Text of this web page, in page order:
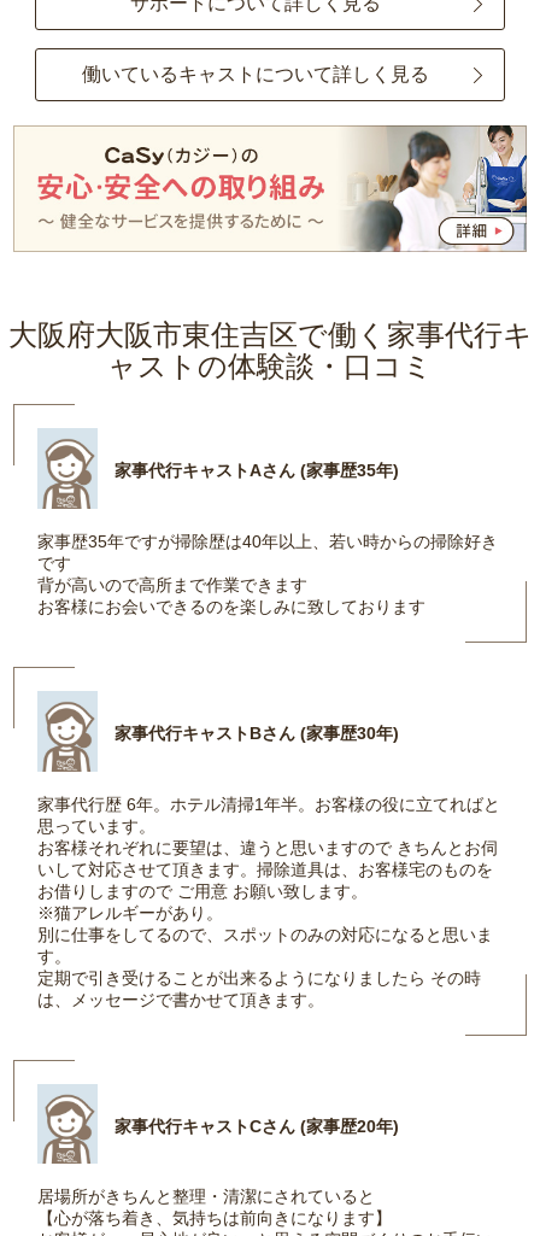
働いているキャストについて詳しく見る
大阪府大阪市東住吉区で働く家事代行キ
ャストの体験談・口コミ
家事代行キャストAさん (家事歴35年)
家事歴35年ですが掃除歴は40年以上、若い時からの掃除好き
です
背が高いので高所まで作業できます
お客様にお会いできるのを楽しみに致しております
家事代行キャストBさん (家事歴30年)
家事代行歴 6年。ホテル清掃1年半。お客様の役に立てればと
思っています。
お客様それぞれに要望は、違うと思いますので きちんとお伺
いして対応させて頂きます。掃除道具は、お客様宅のものを
お借りしますので ご用意 お願い致します。
※猫アレルギーがあり。
別に仕事をしてるので、スポットのみの対応になると思いま
す。
定期で引き受けることが出来るようになりましたら その時
は、メッセージで書かせて頂きます。
家事代行キャストCさん (家事歴20年)
居場所がきちんと整理・清潔にされていると
【心が落ち着き、気持ちは前向きになります】